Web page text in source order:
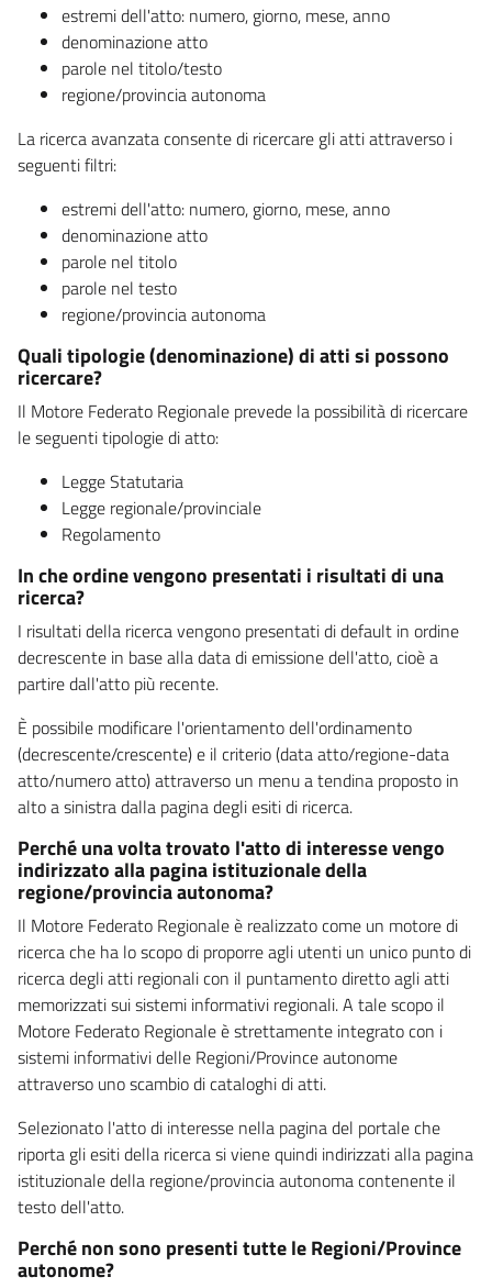
estremi dell'atto: numero, giorno, mese, anno
denominazione atto
parole nel titolo/testo
regione/provincia autonoma
La ricerca avanzata consente di ricercare gli atti attraverso i
seguenti filtri:
estremi dell'atto: numero, giorno, mese, anno
denominazione atto
parole nel titolo
parole nel testo
regione/provincia autonoma
Quali tipologie (denominazione) di atti si possono
ricercare?
Il Motore Federato Regionale prevede la possibilità di ricercare
le seguenti tipologie di atto:
Legge Statutaria
Legge regionale/provinciale
Regolamento
In che ordine vengono presentati i risultati di una
ricerca?
I risultati della ricerca vengono presentati di default in ordine
decrescente in base alla data di emissione dell'atto, cioè a
partire dall'atto più recente.
È possibile modificare l'orientamento dell'ordinamento
(decrescente/crescente) e il criterio (data atto/regione-data
atto/numero atto) attraverso un menu a tendina proposto in
alto a sinistra dalla pagina degli esiti di ricerca.
Perché una volta trovato l'atto di interesse vengo
indirizzato alla pagina istituzionale della
regione/provincia autonoma?
Il Motore Federato Regionale è realizzato come un motore di
ricerca che ha lo scopo di proporre agli utenti un unico punto di
ricerca degli atti regionali con il puntamento diretto agli atti
memorizzati sui sistemi informativi regionali. A tale scopo il
Motore Federato Regionale è strettamente integrato con i
sistemi informativi delle Regioni/Province autonome
attraverso uno scambio di cataloghi di atti.
Selezionato l'atto di interesse nella pagina del portale che
riporta gli esiti della ricerca si viene quindi indirizzati alla pagina
istituzionale della regione/provincia autonoma contenente il
testo dell'atto.
Perché non sono presenti tutte le Regioni/Province
autonome?